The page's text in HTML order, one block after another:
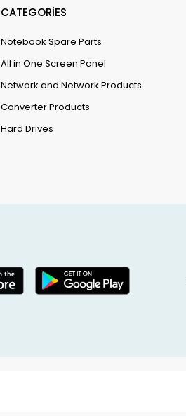
CATEGORİES
Notebook Spare Parts
All in One Screen Panel
Network and Network Products
Converter Products
Hard Drives